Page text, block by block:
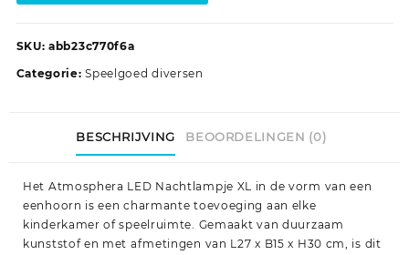
SKU: abb23c770f6a
Categorie:Speelgoed diversen
BESCHRIJVING BEOORDELINGEN (0)
Het Atmosphera LED Nachtlampje XL in de vorm van een
eenhoorn is een charmante toevoeging aan elke
kinderkamer of speelruimte. Gemaakt van duurzaam
kunststof en met afmetingen van L27 x B15 x H30 cm, is dit